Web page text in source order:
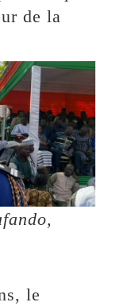
de la
le